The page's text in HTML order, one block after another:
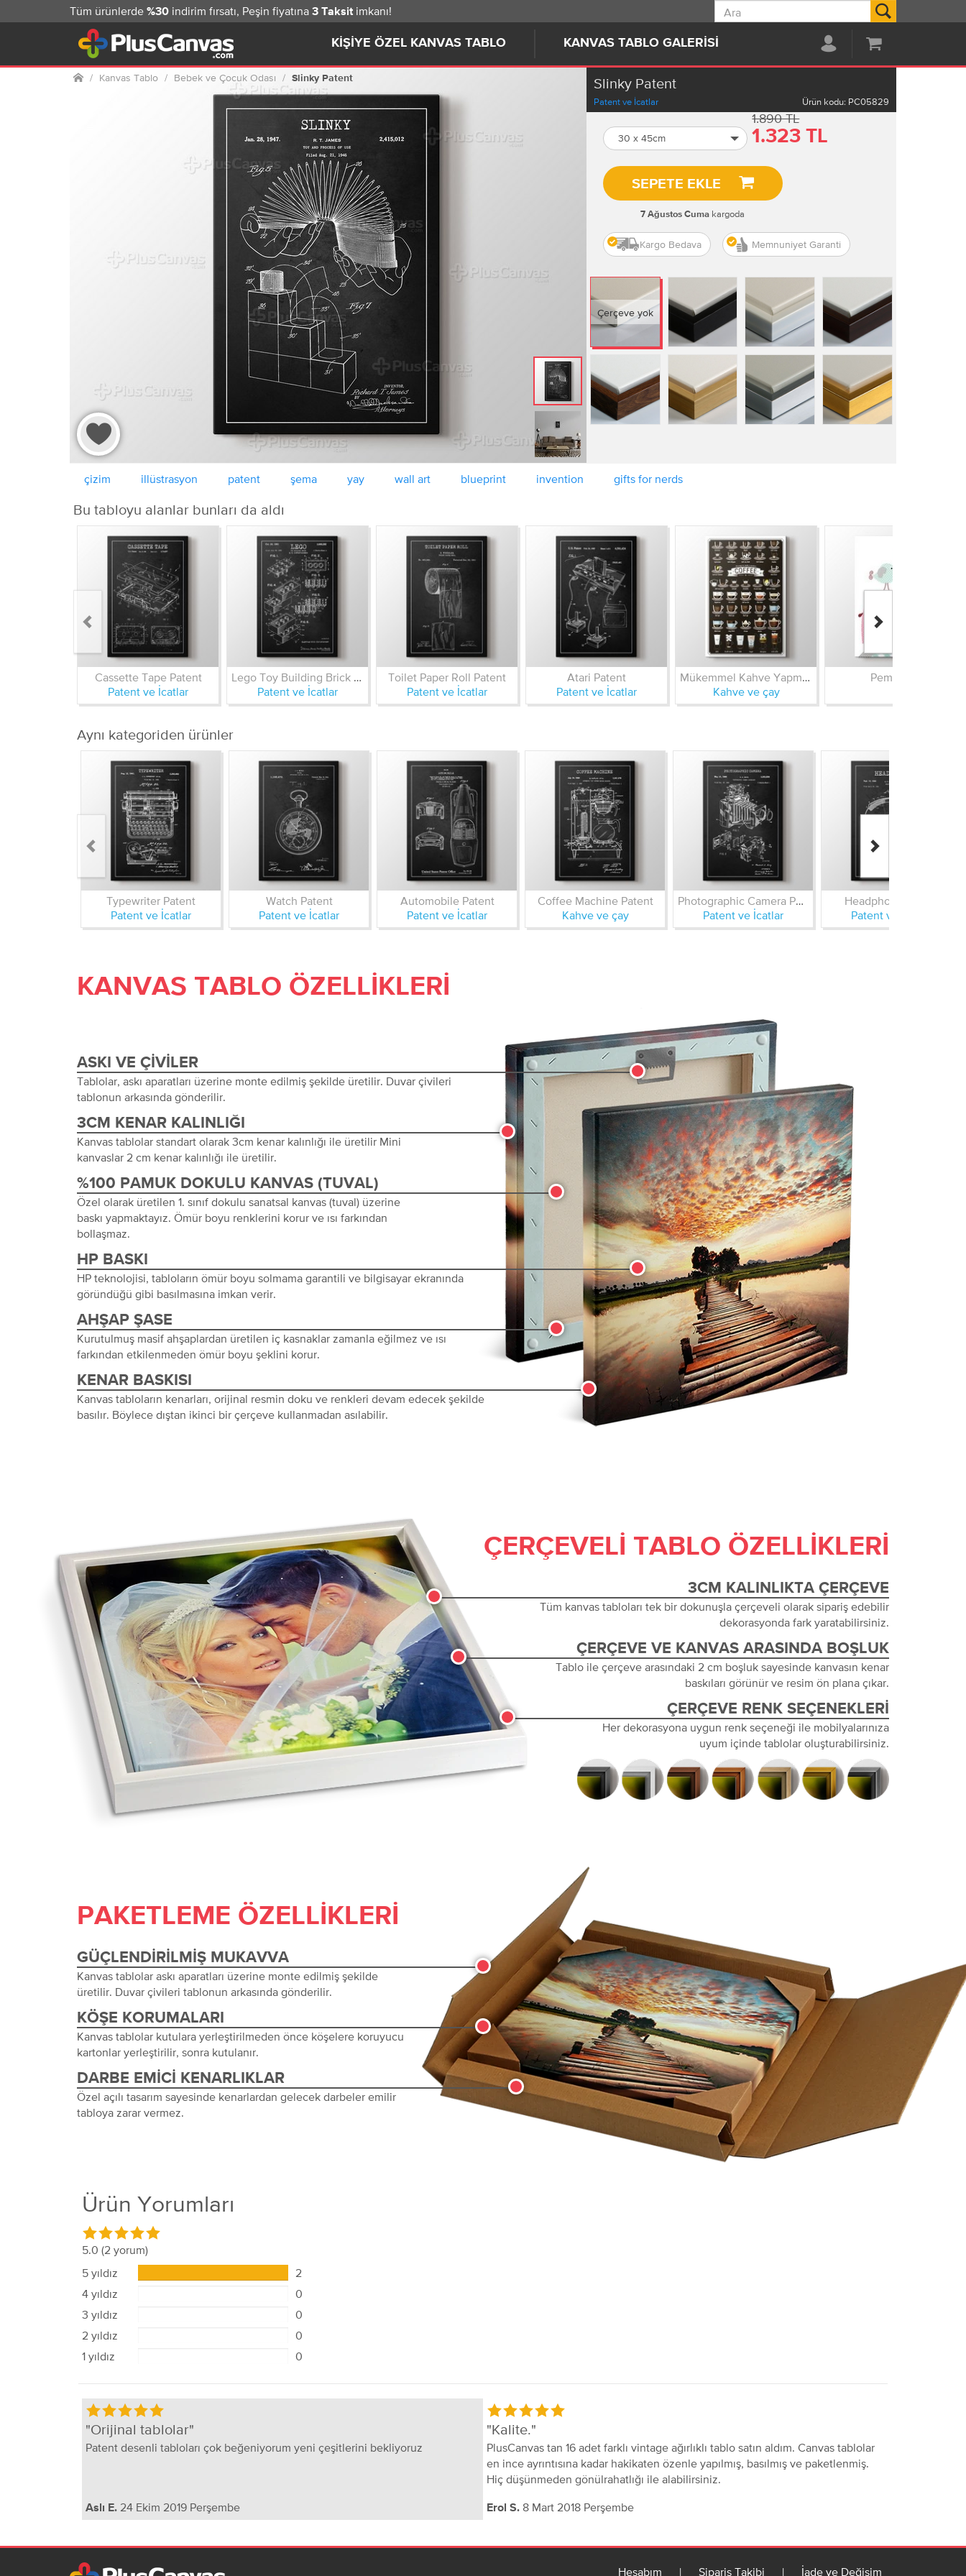
KIŞIYE ÖZEL KANVAS TABLO KANVAS TABLO GALERISI
Tüm ürünlerde %30 indirim fırsatı, Peşin fiyatına 3 Taksit imkanı!
Ana sayfa
Kanvas Tablo Bebek ve Çocuk Odası Slinky Patent Slinky Patent
Patent ve İcatlar Ürün kodu: PC05829
30 x 45cm
1.890 TL
1.323 TL
SEPETE EKLE
7 Ağustos Cuma kargoda
Kargo Bedava Memnuniyet Garanti
Çerçeve yok
çizim illüstrasyon patent şema yay wall art blueprint invention gifts for nerds
Bu tabloyu alanlar bunları da aldı
Cassette Tape Patent
Patent ve İcatlar
Lego Toy Building Brick Patent
Patent ve İcatlar
Toilet Paper Roll Patent
Patent ve İcatlar
Atari Patent
Patent ve İcatlar
Mükemmel Kahve Yapmanın 38 Yolu
Kahve ve çay
Pembe Fil
Aynı kategoriden ürünler
Typewriter Patent
Patent ve İcatlar
Watch Patent
Patent ve İcatlar
Automobile Patent
Patent ve İcatlar
Coffee Machine Patent
Kahve ve çay
Photographic Camera Patent
Patent ve İcatlar
Headphone Patent
Patent ve İcatlar
KANVAS TABLO ÖZELLIKLERI
ASKI VE ÇIVILER
Tablolar, askı aparatları üzerine monte edilmiş şekilde üretilir. Duvar çivileri
tablonun arkasında gönderilir.
3CM KENAR KALINLIĞI
Kanvas tablolar standart olarak 3cm kenar kalınlığı ile üretilir Mini
kanvaslar 2 cm kenar kalınlığı ile üretilir.
%100 PAMUK DOKULU KANVAS (TUVAL)
Özel olarak üretilen 1. sınıf dokulu sanatsal kanvas (tuval) üzerine
baskı yapmaktayız. Ömür boyu renklerini korur ve ısı farkından
bollaşmaz.
HP BASKI
HP teknolojisi, tabloların ömür boyu solmama garantili ve bilgisayar ekranında
göründüğü gibi basılmasına imkan verir.
AHŞAP ŞASE
Kurutulmuş masif ahşaplardan üretilen iç kasnaklar zamanla eğilmez ve ısı
farkından etkilenmeden ömür boyu şeklini korur.
KENAR BASKISI
Kanvas tabloların kenarları, orijinal resmin doku ve renkleri devam edecek şekilde
basılır. Böylece dıştan ikinci bir çerçeve kullanmadan asılabilir.
ÇERÇEVELI TABLO ÖZELLIKLERI
3CM KALINLIKTA ÇERÇEVE
Tüm kanvas tabloları tek bir dokunuşla çerçeveli olarak sipariş edebilir
dekorasyonda fark yaratabilirsiniz.
ÇERÇEVE VE KANVAS ARASINDA BOŞLUK
Tablo ile çerçeve arasındaki 2 cm boşluk sayesinde kanvasın kenar
baskıları görünür ve resim ön plana çıkar.
ÇERÇEVE RENK SEÇENEKLERI
Her dekorasyona uygun renk seçeneği ile mobilyalarınıza
uyum içinde tablolar oluşturabilirsiniz.
PAKETLEME ÖZELLIKLERI
GÜÇLENDIRILMIŞ MUKAVVA
Kanvas tablolar askı aparatları üzerine monte edilmiş şekilde
üretilir. Duvar çivileri tablonun arkasında gönderilir.
KÖŞE KORUMALARI
Kanvas tablolar kutulara yerleştirilmeden önce köşelere koruyucu
kartonlar yerleştirilir, sonra kutulanır.
DARBE EMICI KENARLIKLAR
Özel açılı tasarım sayesinde kenarlardan gelecek darbeler emilir
tabloya zarar vermez.
Ürün Yorumları
5.0 (2 yorum)
5 yıldız
2
4 yıldız
0
3 yıldız
0
2 yıldız
0
1 yıldız
0
Orijinal tablolar
Patent desenli tabloları çok beğeniyorum yeni çeşitlerini bekliyoruz
Aslı E. 24 Ekim 2019 Perşembe
Kalite.
PlusCanvas tan 16 adet farklı vintage ağırlıklı tablo satın aldım. Canvas tablolar
en ince ayrıntısına kadar hakikaten özenle yapılmış, basılmış ve paketlenmiş.
Hiç düşünmeden gönülrahatlığı ile alabilirsiniz.
Erol S. 8 Mart 2018 Perşembe
Hesabım | Sipariş Takibi | İade ve Değişim